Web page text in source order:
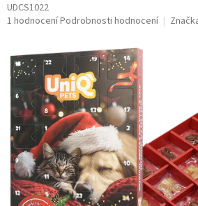
UDCS1022
Průměrné
je
5,0
5
hvězdiček.
1 hodnoceníPodrobnosti hodnocení